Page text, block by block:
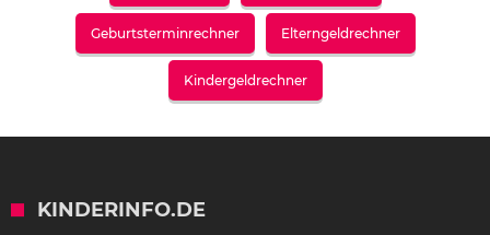
Geburtsterminrechner Elterngeldrechner
Kindergeldrechner
KINDERINFO.DE